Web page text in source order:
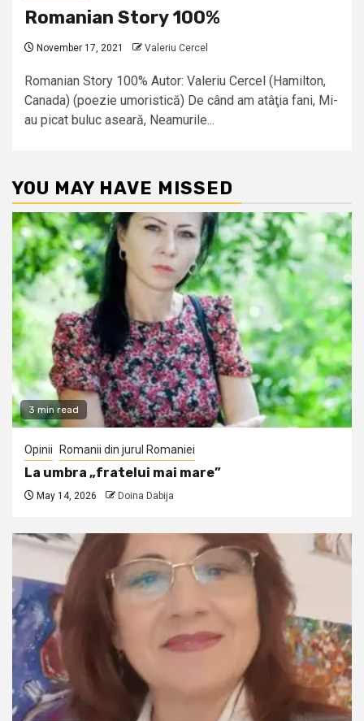
Romanian Story 100%
November 17, 2021 Valeriu Cercel
Romanian Story 100% Autor: Valeriu Cercel (Hamilton,
Canada) (poezie umoristică) De când am atâţia fani, Mi-
au picat buluc aseară, Neamurile...
YOU MAY HAVE MISSED
3 min read
Opinii Romanii din jurul Romaniei
La umbra „fratelui mai mare”
May 14, 2026 Doina Dabija